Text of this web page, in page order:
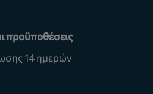
προϋποθέσεις
14 ημερών